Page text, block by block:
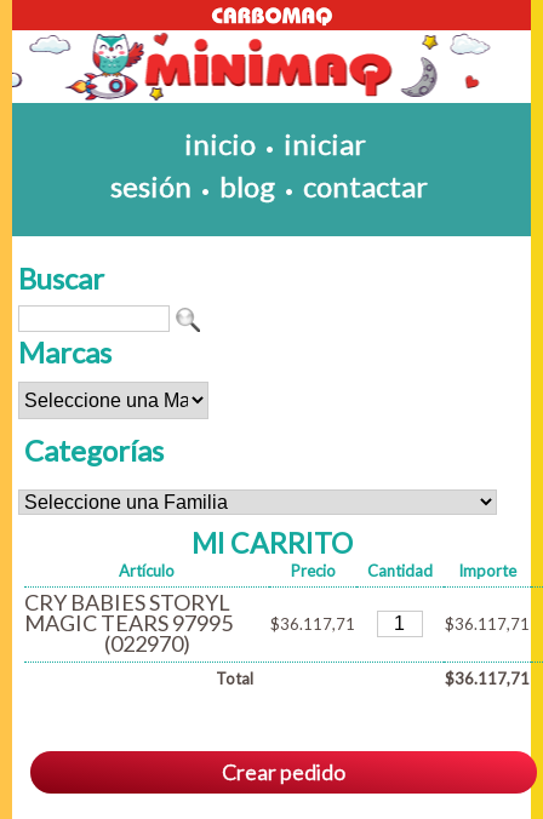
inicio • iniciar
sesión • blog • contactar
Buscar
Marcas
Categorías
MI CARRITO
Artículo Precio Cantidad Importe
CRY BABIES STORYL
MAGIC TEARS 97995
(022970)
$36.117,71 $36.117,71
Total $36.117,71
Crear pedido